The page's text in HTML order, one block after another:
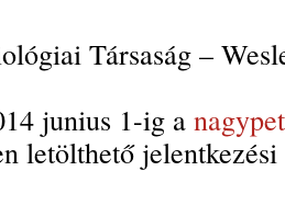
Társaság –
junius 1-ig a
letölthető